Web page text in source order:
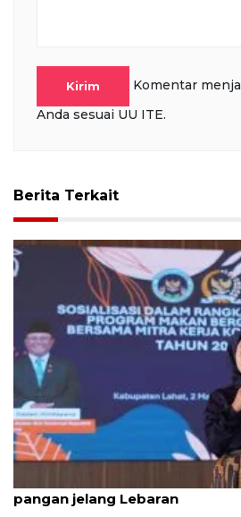
Kirim
Komentar
Anda sesuai UU ITE.
Berita Terkait
Kemarin, klarifikasi BGN soal
pangan jelang Lebaran